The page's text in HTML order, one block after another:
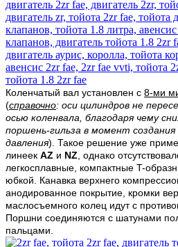
Коленчатый вал установлен с 8-ми
(справочно: оси цилиндров не
осью коленвала, благодаря чему
поршень-гильза в момент
давления). Такое решение уже
линеек AZ и NZ , однако
легкосплавные, компактные T-
юбкой. Канавка верхнего
анодированное покрытие, кромки
маслосъемного колец идут с
Поршни соединяются с шатунами
пальцами.